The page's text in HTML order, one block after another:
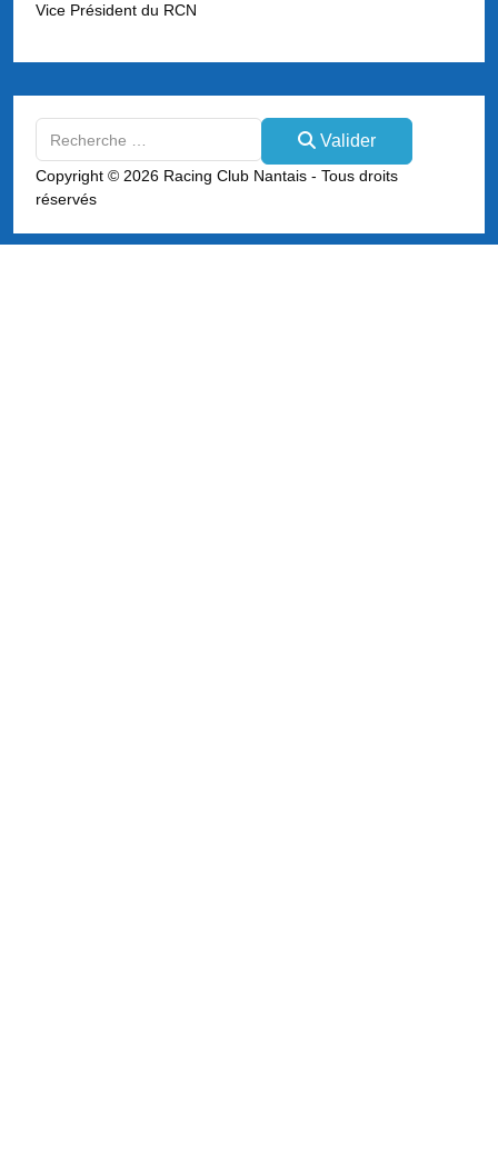
Vice Président du RCN
Type 2 or more characters for results.
Valider
Copyright © 2026 Racing Club Nantais - Tous droits
réservés